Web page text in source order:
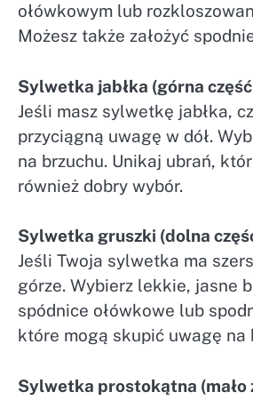
ołówkowym lub
Możesz także założyć
Sylwetka jabłka (górna część
Jeśli masz sylwetkę jabłka,
przyciągną uwagę w dół.
na brzuchu. Unikaj ubrań,
również dobry wybór.
Sylwetka gruszki (dolna
Jeśli Twoja sylwetka ma
górze. Wybierz lekkie, jasne
spódnice ołówkowe lub
które mogą skupić uwagę na
Sylwetka prostokątna (mało